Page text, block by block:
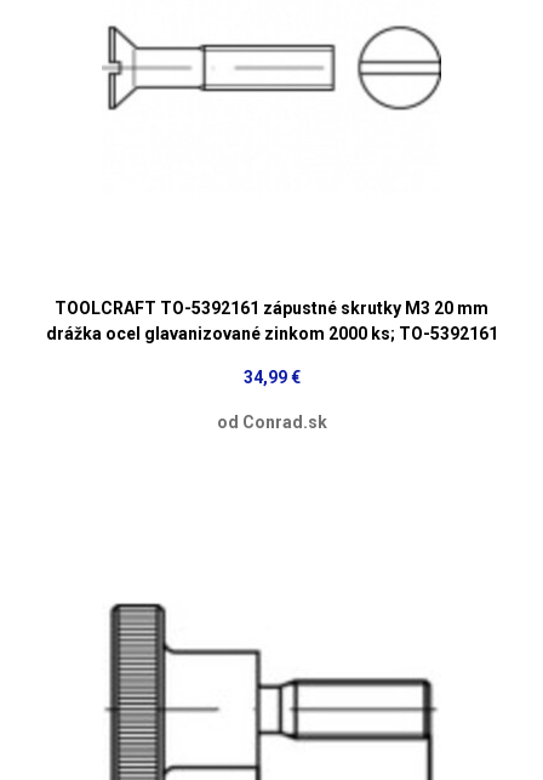
TOOLCRAFT TO-5392161 zápustné skrutky M3 20 mm
drážka ocel glavanizované zinkom 2000 ks; TO-5392161
34,99 €
od Conrad.sk